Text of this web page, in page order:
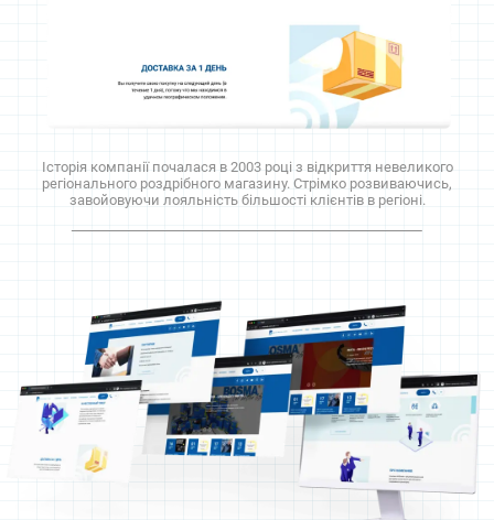
Історія компанії почалася в 2003 році з відкриття невеликого
регіонального роздрібного магазину. Стрімко розвиваючись,
завойовуючи лояльність більшості клієнтів в регіоні.